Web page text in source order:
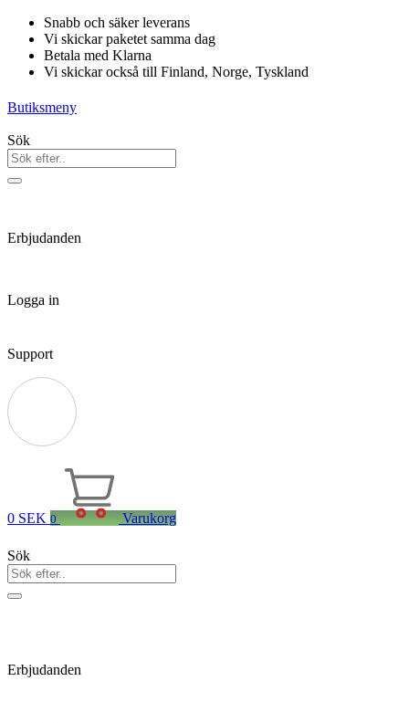
Hoppa
innehåll
Snabb och säker leverans
Vi skickar paketet samma dag
Betala med Klarna
Vi skickar också till Finland, Norge, Tyskland
Butiksmeny
Sök
Erbjudanden
Logga in
Support
0 SEK 0 Varukorg
Sök
Erbjudanden